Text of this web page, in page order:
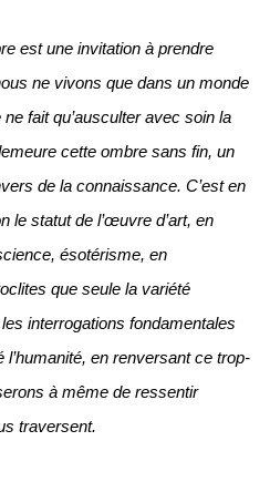
est une invitation à prendre
ne vivons que dans un monde
fait qu’ausculter avec soin la
cette ombre sans fin, un
de la connaissance. C’est en
le statut de l’œuvre d’art, en
ésotérisme, en
que seule la variété
interrogations fondamentales
en renversant ce trop-
à même de ressentir
traversent.